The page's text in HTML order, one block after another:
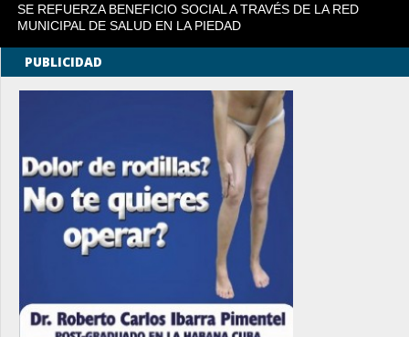
SE REFUERZA BENEFICIO SOCIAL A TRAVÉS DE LA RED
MUNICIPAL DE SALUD EN LA PIEDAD
PUBLICIDAD